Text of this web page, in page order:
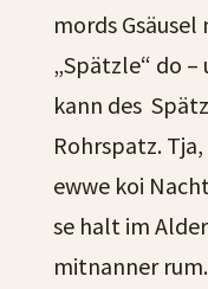
mords
„Spätzle“ do –
kann des
Rohrspatz.
ewwe koi
se halt im
mitnanner